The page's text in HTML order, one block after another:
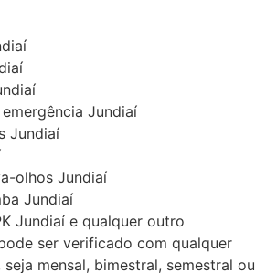
Jundiaí
Jundiaí
olhos Jundiaí
Jundiaí
Jundiaí e qualquer outro
ser verificado com qualquer
mensal, bimestral, semestral ou